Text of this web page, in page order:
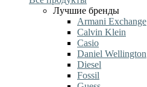
Лучшие бренды
Armani Exchange
Calvin Klein
Casio
Daniel Wellington
Diesel
Fossil